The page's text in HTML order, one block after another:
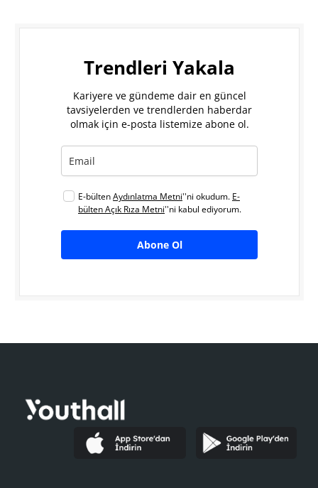
Trendleri Yakala
Kariyere ve gündeme dair en güncel
tavsiyelerden ve trendlerden haberdar
olmak için e-posta listemize abone ol.
E-bültenAydınlatma Metni''ni okudum. E-
bülten Açık Rıza Metni''ni kabul ediyorum.
Abone Ol